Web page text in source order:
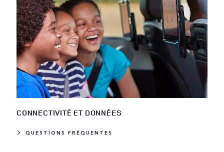
CONNECTIVITÉ ET DONNÉES
QUESTIONS FRÉQUENTES